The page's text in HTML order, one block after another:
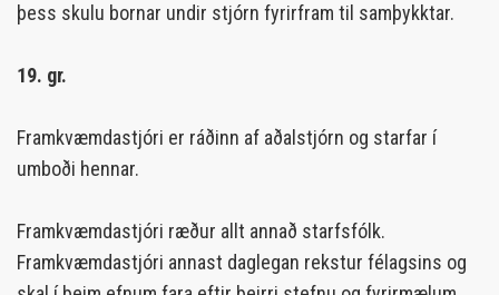
þess skulu bornar undir stjórn fyrirfram til samþykktar.
19. gr.
Framkvæmdastjóri er ráðinn af aðalstjórn og starfar í
umboði hennar.
Framkvæmdastjóri ræður allt annað starfsfólk.
Framkvæmdastjóri annast daglegan rekstur félagsins og